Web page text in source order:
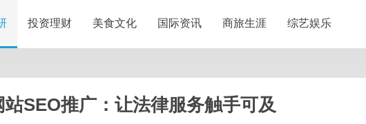
投资理财 美食文化 国际资讯 商旅生涯 综艺娱乐
SEO推广：让法律服务触手可及